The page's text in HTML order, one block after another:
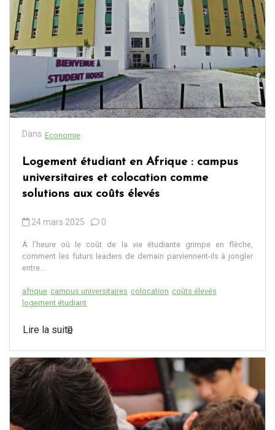
Dans Economie
Logement étudiant en Afrique : campus
universitaires et colocation comme
solutions aux coûts élevés
24 mars 2025 0
À l’heure où le coût de la vie étudiante grimpe en flèche,
comment les futurs leaders de demain parviennent-ils à jongler
entre...
afrique campus universitaires colocation coûts élevés
logement étudiant
Lire la suite